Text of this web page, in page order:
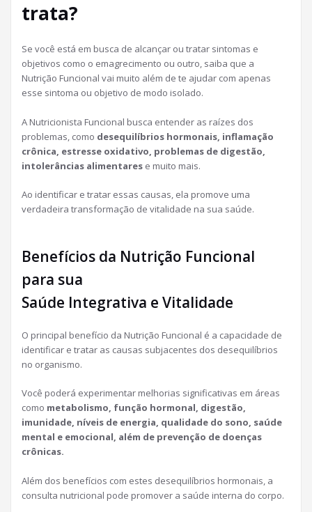
trata?
Se você está em busca de alcançar ou tratar sintomas e
objetivos como o emagrecimento ou outro, saiba que a
Nutrição Funcional vai muito além de te ajudar com apenas
esse sintoma ou objetivo de modo isolado.
A Nutricionista Funcional busca entender as raízes dos
problemas, como desequilíbrios hormonais, inflamação
crônica, estresse oxidativo, problemas de digestão,
intolerâncias alimentares e muito mais.
Ao identificar e tratar essas causas, ela promove uma
verdadeira transformação de vitalidade na sua saúde.
Benefícios da Nutrição Funcional
para sua
Saúde Integrativa e Vitalidade
O principal benefício da Nutrição Funcional é a capacidade de
identificar e tratar as causas subjacentes dos desequilíbrios
no organismo.
Você poderá experimentar melhorias significativas em áreas
como metabolismo, função hormonal, digestão,
imunidade, níveis de energia, qualidade do sono, saúde
mental e emocional, além de prevenção de doenças
crônicas.
Além dos benefícios com estes desequilíbrios hormonais, a
consulta nutricional pode promover a saúde interna do corpo.